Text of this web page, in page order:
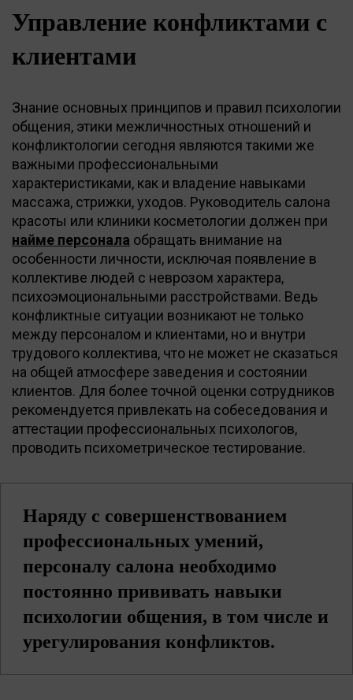
Управление конфликтами с
клиентами
Знание основных принципов и правил психологии
общения, этики межличностных отношений и
конфликтологии сегодня являются такими же
важными профессиональными
характеристиками, как и владение навыками
массажа, стрижки, уходов. Руководитель салона
красоты или клиники косметологии должен при
найме персонала обращать внимание на
особенности личности, исключая появление в
коллективе людей с неврозом характера,
психоэмоциональными расстройствами. Ведь
конфликтные ситуации возникают не только
между персоналом и клиентами, но и внутри
трудового коллектива, что не может не сказаться
на общей атмосфере заведения и состоянии
клиентов. Для более точной оценки сотрудников
рекомендуется привлекать на собеседования и
аттестации профессиональных психологов,
проводить психометрическое тестирование.
Наряду с совершенствованием
профессиональных умений,
персоналу салона необходимо
постоянно прививать навыки
психологии общения, в том числе и
урегулирования конфликтов.